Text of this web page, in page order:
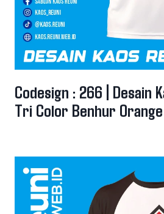
Codesign : 266 | Desain
Tri Color Benhur Orange